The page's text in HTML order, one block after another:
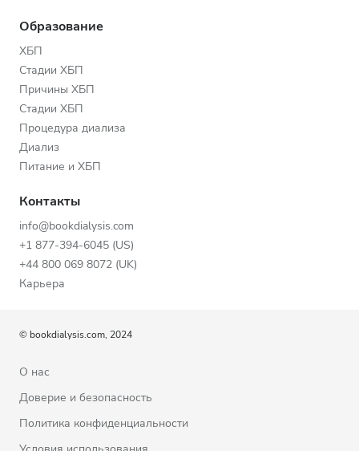
Образование
ХБП
Стадии ХБП
Причины ХБП
Стадии ХБП
Процедура диализа
Диализ
Питание и ХБП
Контакты
info@bookdialysis.com
+1 877-394-6045 (US)
+44 800 069 8072 (UK)
Карьера
© bookdialysis.com, 2024
О нас
Доверие и безопасность
Политика конфиденциальности